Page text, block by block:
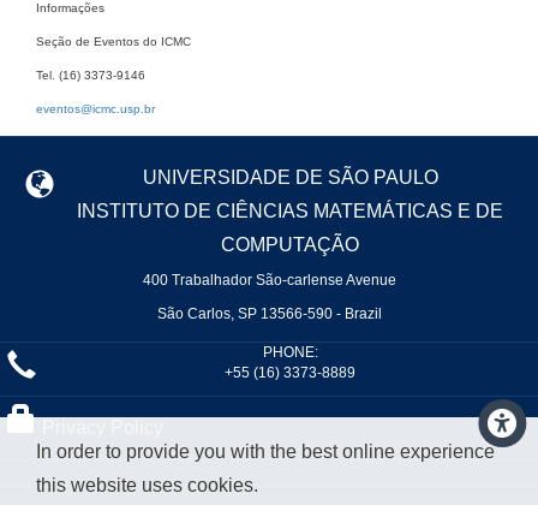
Informações
Seção de Eventos do ICMC
Tel. (16) 3373-9146
eventos@icmc.usp.br
UNIVERSIDADE DE SÃO PAULO
INSTITUTO DE CIÊNCIAS MATEMÁTICAS E DE
COMPUTAÇÃO
400 Trabalhador São-carlense Avenue
São Carlos, SP 13566-590 - Brazil
PHONE:
+55 (16) 3373-8889
In order to provide you with the best online experience
this website uses cookies.